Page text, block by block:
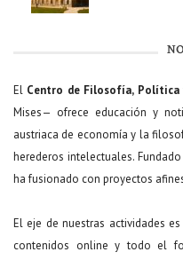
El Centro de Filosofía, Política
Mises— ofrece educación y
austriaca de economía y la
herederos intelectuales.
ha fusionado con proyectos
El eje de nuestras actividades
contenidos online y todo el